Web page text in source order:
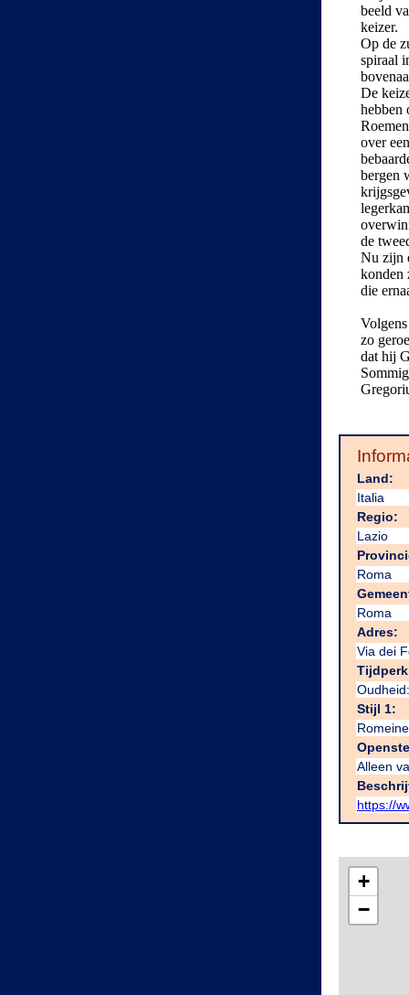
beeld
keizer.
Op de
spiraal
De
hebben
over
bergen
de
Nu zijn
konden
die
zo
dat hij
Land:
Italia
Regio:
Lazio
Roma
Roma
Adres:
Via dei
Stijl 1:
Alleen
https://
+
−